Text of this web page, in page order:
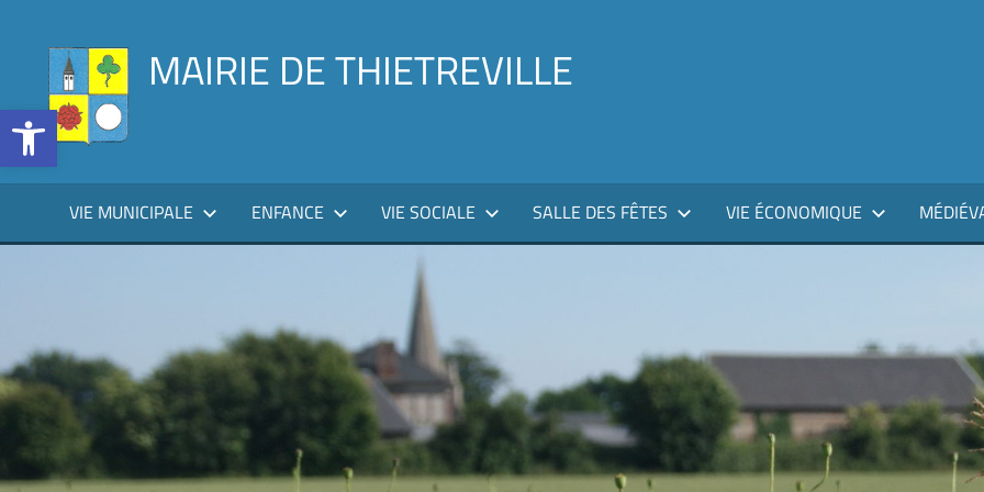
contenu
MAIRIE DE THIETREVILLE
VIE MUNICIPALE ENFANCE VIE SOCIALE SALLE DES FÊTES VIE ÉCONOMIQUE
Ouvrir la barre d’outils